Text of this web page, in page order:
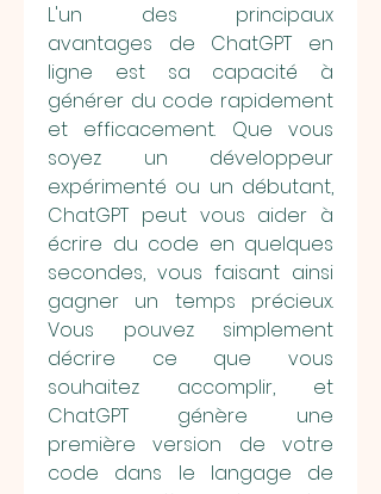
L'un des principaux
avantages de ChatGPT en
ligne est sa capacité à
générer du code rapidement
et efficacement. Que vous
soyez un développeur
expérimenté ou un débutant,
ChatGPT peut vous aider à
écrire du code en quelques
secondes, vous faisant ainsi
gagner un temps précieux.
Vous pouvez simplement
décrire ce que vous
souhaitez accomplir, et
ChatGPT génère une
première version de votre
code dans le langage de